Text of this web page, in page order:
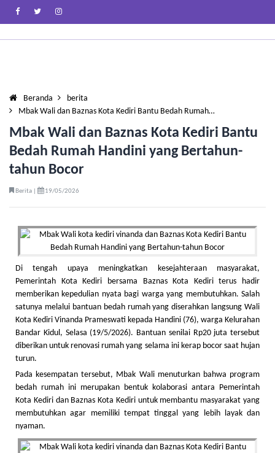
Beranda
berita
Mbak Wali dan Baznas Kota Kediri Bantu Bedah Rumah…
Mbak Wali dan Baznas Kota Kediri Bantu
Bedah Rumah Handini yang Bertahun-
tahun Bocor
Berita | 19/05/2026
Di tengah upaya meningkatkan kesejahteraan masyarakat,
Pemerintah Kota Kediri bersama Baznas Kota Kediri terus hadir
memberikan kepedulian nyata bagi warga yang membutuhkan. Salah
satunya melalui bantuan bedah rumah yang diserahkan langsung Wali
Kota Kediri Vinanda Prameswati kepada Handini (76), warga Kelurahan
Bandar Kidul, Selasa (19/5/2026). Bantuan senilai Rp20 juta tersebut
diberikan untuk renovasi rumah yang selama ini kerap bocor saat hujan
turun.
Pada kesempatan tersebut, Mbak Wali menuturkan bahwa program
bedah rumah ini merupakan bentuk kolaborasi antara Pemerintah
Kota Kediri dan Baznas Kota Kediri untuk membantu masyarakat yang
membutuhkan agar memiliki tempat tinggal yang lebih layak dan
nyaman.